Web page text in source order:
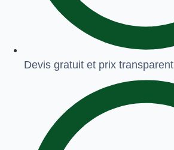
Devis gratuit et prix transparent